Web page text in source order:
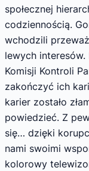
społecznej
codziennością.
wchodzili
lewych
Komisji Kontroli
zakończyć ich
karier zostało
powiedzieć. Z
się… dzięki
nami swoimi
kolorowy